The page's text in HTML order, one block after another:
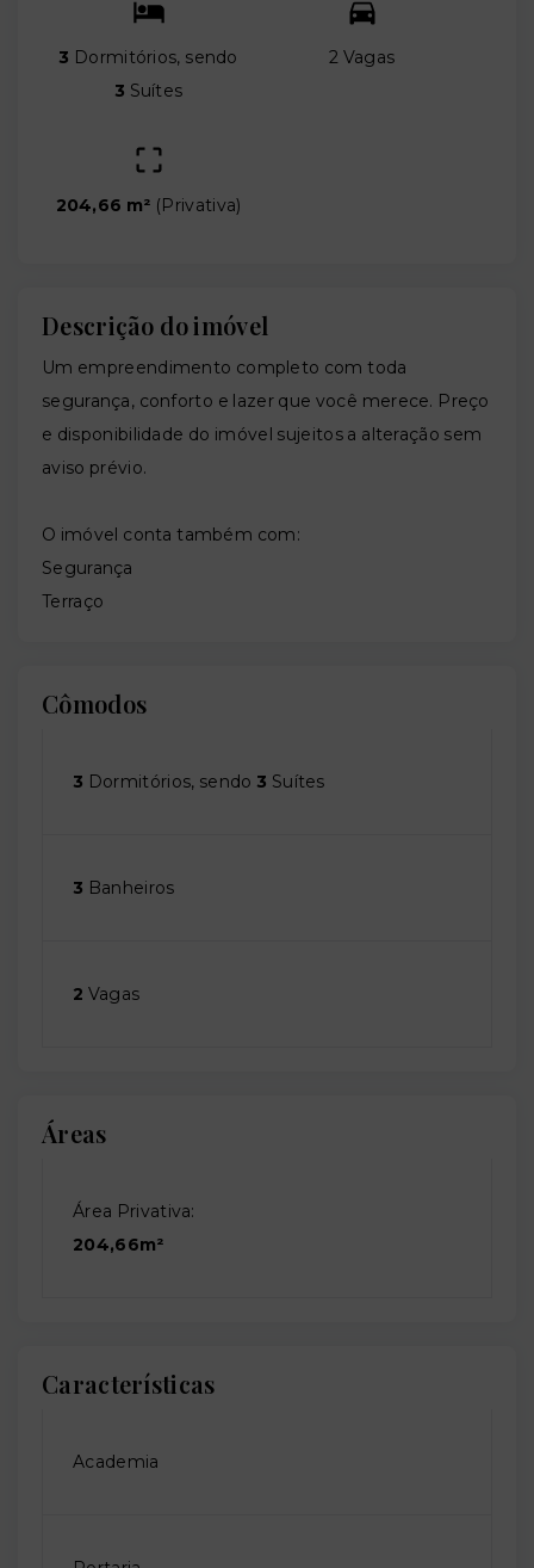
3 Dormitórios, sendo
3 Suítes
2 Vagas
204,66 m² (Privativa)
Descrição do imóvel
Um empreendimento completo com toda
segurança, conforto e lazer que você merece. Preço
e disponibilidade do imóvel sujeitos a alteração sem
aviso prévio.
O imóvel conta também com:
Segurança
Terraço
Cômodos
3 Dormitórios, sendo 3 Suítes
3 Banheiros
2 Vagas
Áreas
Área Privativa:
204,66m²
Características
Academia